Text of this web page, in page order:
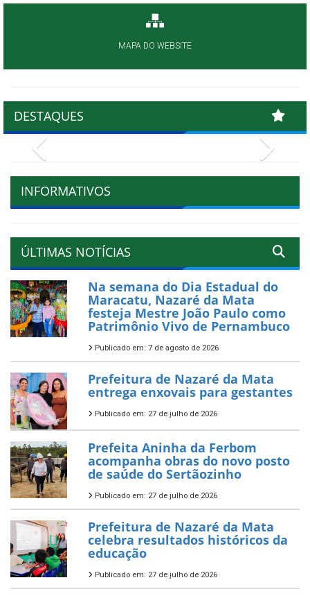
MAPA DO WEBSITE
DESTAQUES
INFORMATIVOS
ÚLTIMAS NOTÍCIAS
Na semana do Dia Estadual do
Maracatu, Nazaré da Mata
festeja Mestre João Paulo como
Patrimônio Vivo de Pernambuco
Publicado em: 7 de agosto de 2026
Prefeitura de Nazaré da Mata
entrega enxovais para gestantes
Publicado em: 27 de julho de 2026
Prefeita Aninha da Ferbom
acompanha obras do novo posto
de saúde do Sertãozinho
Publicado em: 27 de julho de 2026
Prefeitura de Nazaré da Mata
celebra resultados históricos da
educação
Publicado em: 27 de julho de 2026